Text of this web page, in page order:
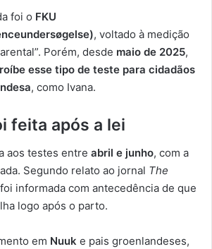
foi o FKU
, voltado à medição
Porém, desde maio de 2025,
esse tipo de teste para cidadãos
, como Ivana.
feita após a lei
aos testes entre abril e junho, com a
Segundo relato ao jornal The
informada com antecedência de que
logo após o parto.
em Nuuk e pais groenlandeses,